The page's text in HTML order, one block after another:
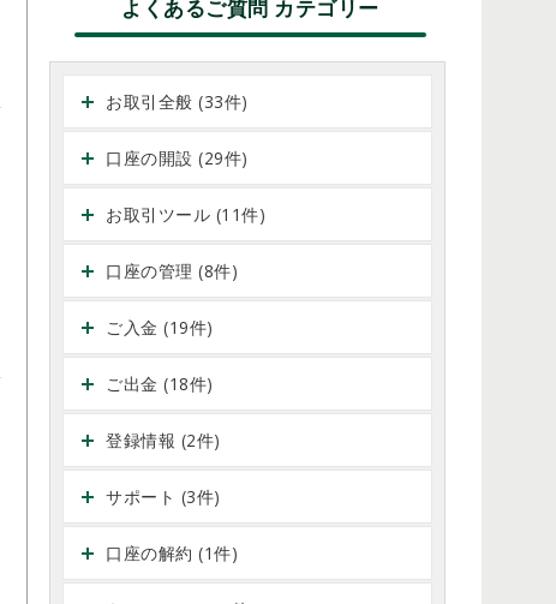
よくあるご質問 カテゴリー
お取引全般 (33件)
口座の開設 (29件)
お取引ツール (11件)
口座の管理 (8件)
ご入金 (19件)
ご出金 (18件)
登録情報 (2件)
サポート (3件)
口座の解約 (1件)